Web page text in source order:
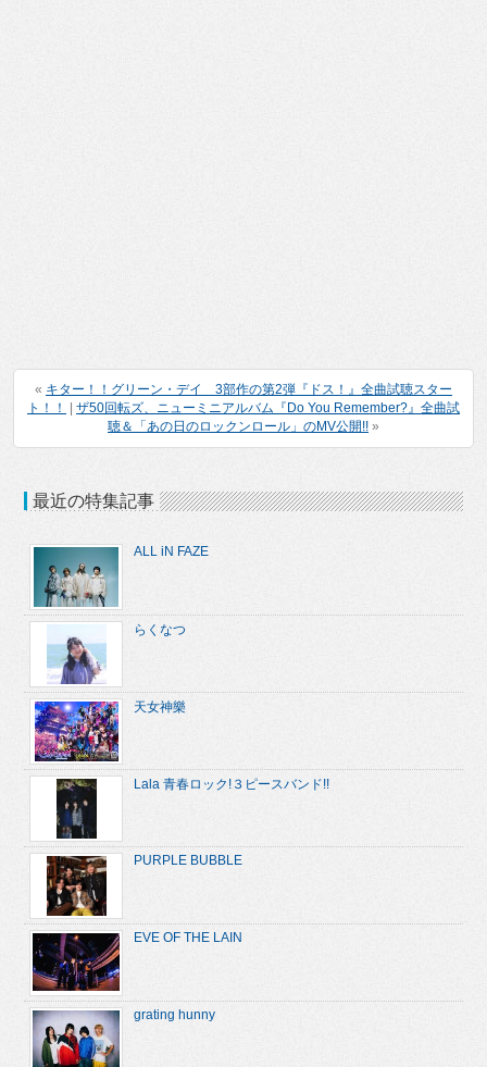
« キター！！グリーン・デイ 3部作の第2弾『ドス！』全曲試聴スター
ト！！
| ザ50回転ズ、ニューミニアルバム『Do You Remember?』全曲試
聴＆「あの日のロックンロール」のMV公開!! »
最近の特集記事
ALL iN FAZE
らくなつ
天女神樂
Lala 青春ロック!３ピースバンド!!
PURPLE BUBBLE
EVE OF THE LAIN
grating hunny